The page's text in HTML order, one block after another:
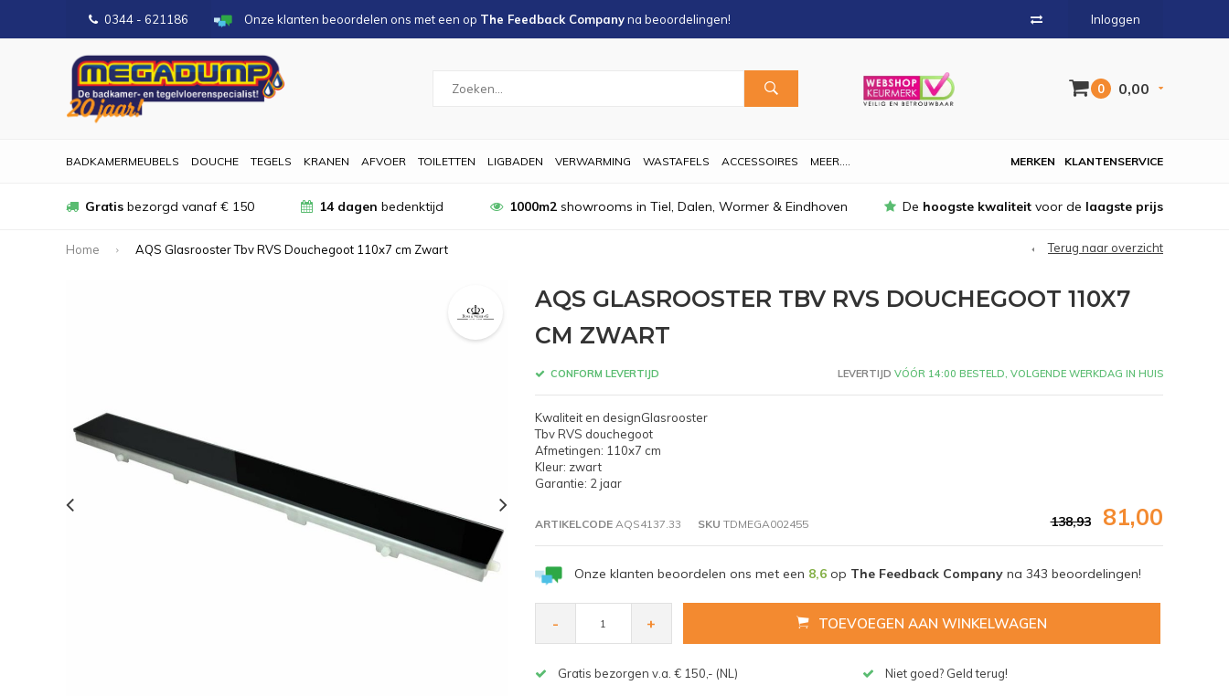
0344 - 621186 Onze klanten beoordelen ons met een op The Feedback Companyna beoordelingen! Inloggen
0 0,00
BADKAMERMEUBELS DOUCHE TEGELS KRANEN AFVOER TOILETTEN LIGBADEN VERWARMING WASTAFELS ACCESSOIRES MEER.... KLANTENSERVICE
MERKEN
Gratis bezorgd vanaf € 150 14 dagen bedenktijd 1000m2showrooms in Tiel, Dalen, Wormer & Eindhoven De hoogste kwaliteit voor de laagste prijs
Home AQS Glasrooster Tbv RVS Douchegoot 110x7 cm Zwart Terug naar overzicht
AQS GLASROOSTER TBV RVS DOUCHEGOOT 110X7
CM ZWART
CONFORM LEVERTIJD LEVERTIJD VÓÓR 14:00 BESTELD, VOLGENDE WERKDAG IN HUIS
Kwaliteit en designGlasrooster
Tbv RVS douchegoot
Afmetingen: 110x7 cm
Kleur: zwart
Garantie: 2 jaar
ARTIKELCODEAQS4137.33 SKU TDMEGA002455 138,93 81,00
Onze klanten beoordelen ons met een 8,6op The Feedback Companyna 343 beoordelingen!
- + TOEVOEGEN AAN WINKELWAGEN
Gratis bezorgen v.a. € 150,- (NL) Niet goed? Geld terug!